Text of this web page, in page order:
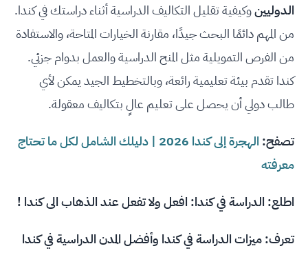
الدوليينوكيفية تقليل التكاليف الدراسية أثناء دراستك في كندا.
من المهم دائمًا البحث جيدًا، مقارنة الخيارات المتاحة، والاستفادة
من الفرص التمويلية مثل المنح الدراسية والعمل بدوام جزئي.
كندا تقدم بيئة تعليمية رائعة، وبالتخطيط الجيد يمكن لأي
طالب دولي أن يحصل على تعليم عالٍ بتكاليف معقولة.
تصفح:
الهجرة إلى كندا 2026 | دليلك الشامل لكل ما تحتاج
معرفته
اطلع: الدراسة في كندا: افعل ولا تفعل عند الذهاب الى كندا !
تعرف:ميزات الدراسة في كندا وأفضل المدن الدراسية في كندا